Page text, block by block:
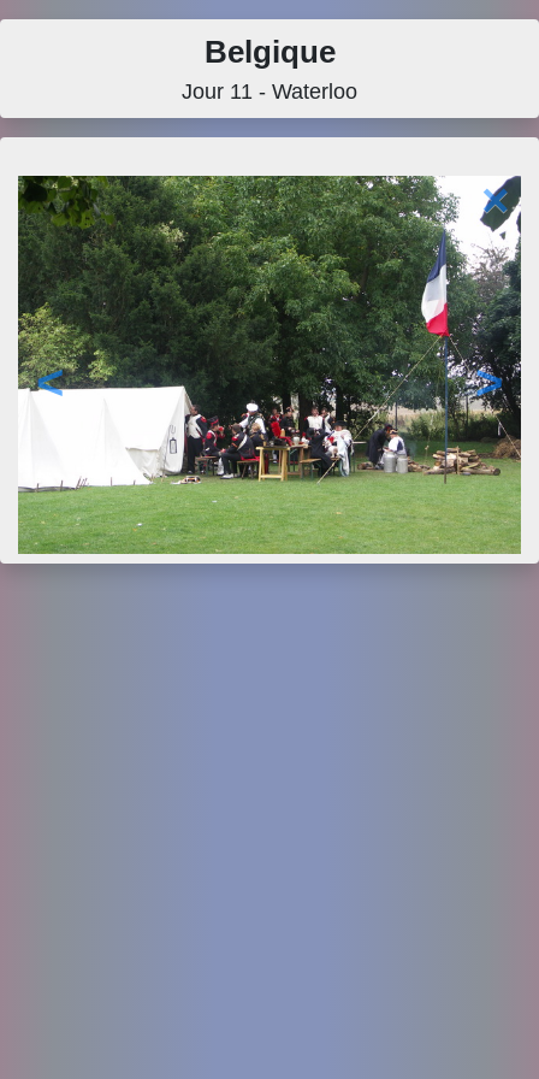
Belgique
Jour 11 - Waterloo
×
< >